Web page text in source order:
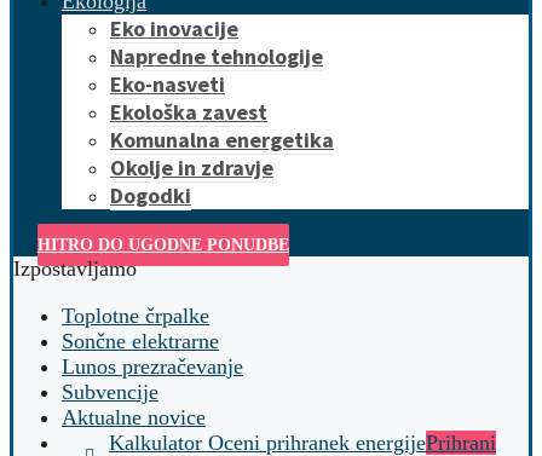
Eko inovacije
Napredne tehnologije
Eko-nasveti
Ekološka zavest
Komunalna energetika
Okolje in zdravje
Dogodki
HITRO DO UGODNE PONUDBE
Izpostavljamo
Toplotne črpalke
Sončne elektrarne
Lunos prezračevanje
Subvencije
Aktualne novice
Kalkulator Oceni prihranek energijePrihrani